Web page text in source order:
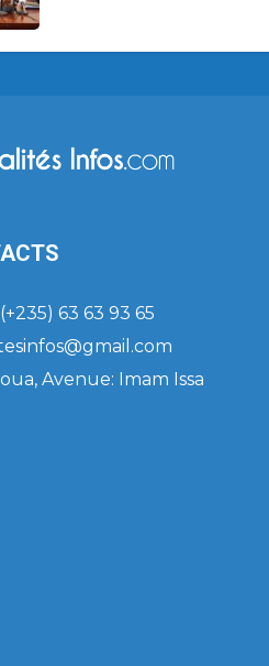
63 63 93 65
Avenue: Imam Issa